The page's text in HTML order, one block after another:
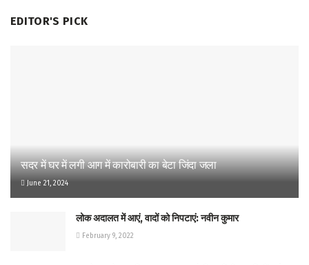
EDITOR'S PICK
सदर में घर में लगी आग में कारोबारी का बेटा जिंदा जला
June 21, 2024
लोक अदालत में आएं, वादों को निपटाएं: नवीन कुमार
February 9, 2022